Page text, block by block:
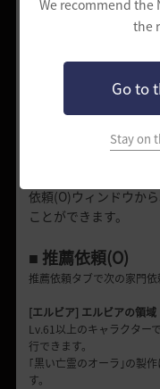
We recommend the
the
Go to
Stay on
5. エルビア依頼
依頼(O)ウィンドウか
ことができます。
■ 推薦依頼(O)
推薦依頼タブで次の家門依
[エルビア] エルビアの領
Lv.61以上のキャラクター
行できます。
｢黒い亡霊のオーラ｣の製
す。